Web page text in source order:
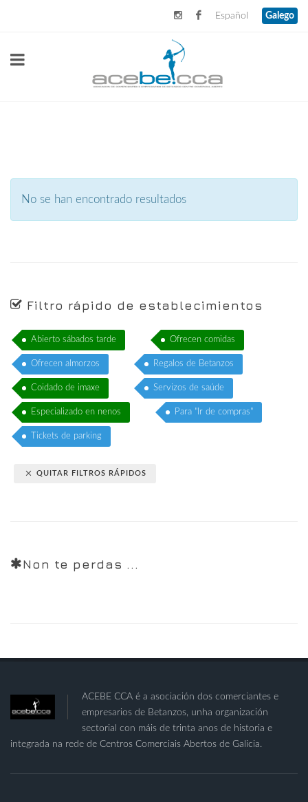
Español Galego
No se han encontrado resultados
Filtro rápido de establecimientos
Abierto sábados tarde Ofrecen comidas
Ofrecen almorzos Regalos de Betanzos
Coidado de imaxe Servizos de saúde
Especializado en nenos Para "Ir de compras"
Tickets de parking
QUITAR FILTROS RÁPIDOS
Non te perdas ...
ACEBE CCA é a asociación dos comerciantes e
empresarios de Betanzos, unha organización
sectorial con máis de trinta anos de historia e
integrada na rede de Centros Comerciais Abertos de Galicia.